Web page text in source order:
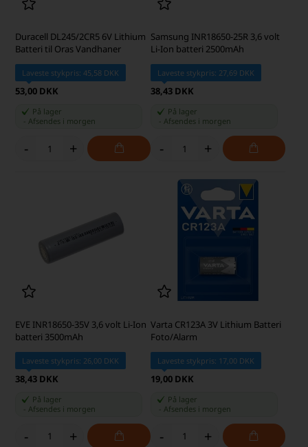
Duracell DL245/2CR5 6V Lithium
Batteri til Oras Vandhaner
Laveste stykpris: 45,58 DKK
53,00 DKK
På lager
-Afsendes i morgen
- +
Samsung INR18650-25R 3,6 volt
Li-Ion batteri 2500mAh
Laveste stykpris: 27,69 DKK
38,43 DKK
På lager
Afsendes i morgen
- +
EVE INR18650-35V 3,6 volt Li-Ion
batteri 3500mAh
Laveste stykpris: 26,00 DKK
38,43 DKK
På lager
Afsendes i morgen
- +
Varta CR123A 3V Lithium Batteri
Foto/Alarm
Laveste stykpris: 17,00 DKK
19,00 DKK
På lager
Afsendes i morgen
- +